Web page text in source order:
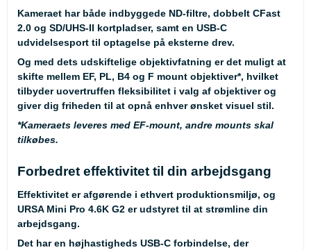
Kameraet har både indbyggede ND-filtre, dobbelt CFast
2.0 og SD/UHS-II kortpladser, samt en USB-C
udvidelsesport til optagelse på eksterne drev.
Og med dets udskiftelige objektivfatning er det muligt at
skifte mellem EF, PL, B4 og F mount objektiver*, hvilket
tilbyder uovertruffen fleksibilitet i valg af objektiver og
giver dig friheden til at opnå enhver ønsket visuel stil.
*Kameraets leveres med EF-mount, andre mounts skal
tilkøbes.
Forbedret effektivitet til din arbejdsgang
Effektivitet er afgørende i ethvert produktionsmiljø, og
URSA Mini Pro 4.6K G2 er udstyret til at strømline din
arbejdsgang.
Det har en højhastigheds USB-C forbindelse, der